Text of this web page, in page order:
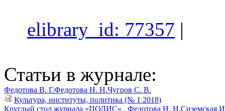
elibrary_id: 77357 |
Статьи в журнале:
Федотова В. Г.Федотова Н. Н.Чугров С. В.
Культура, институты, политика (№ 1 2018)
Круглый стол журнала «ПОЛИС» . Федотова Н. Н.Сиземская